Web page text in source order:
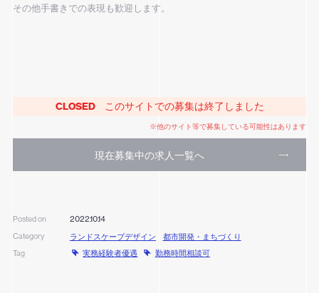
その他手書きでの表現も歓迎します。
CLOSED このサイトでの募集は終了しました
※他のサイト等で募集している可能性はあります
現在募集中の求人一覧へ
Posted on 2022.10.14
Category ランドスケープデザイン 都市開発・まちづくり
Tag 実務経験者優遇 勤務時間相談可